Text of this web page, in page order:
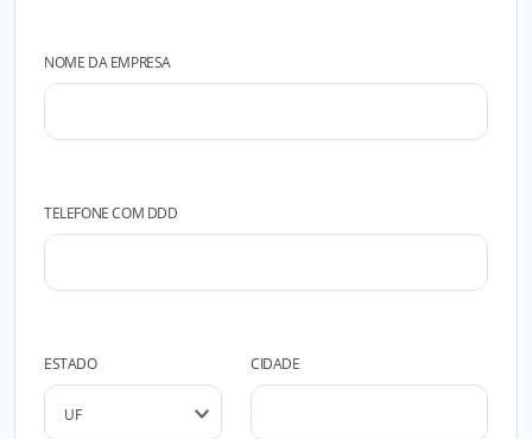
NOME DA EMPRESA
TELEFONE COM DDD
ESTADO CIDADE